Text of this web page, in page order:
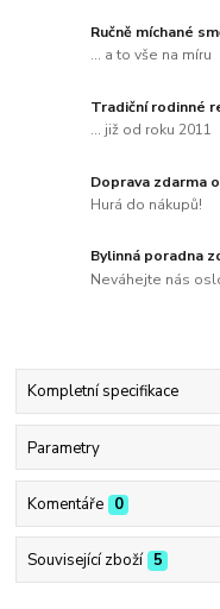
Ručně míchané
... a to vše na míru
Tradiční rodinné
... již od roku 2011
Doprava zdarma
Hurá do nákupů!
Bylinná poradna
Neváhejte nás
Kompletní specifikace
Parametry
Komentáře 0
Související zboží 5